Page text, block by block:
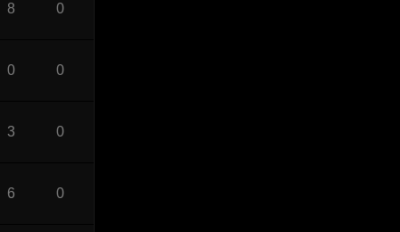
8 0
0 0
3 0
6 0